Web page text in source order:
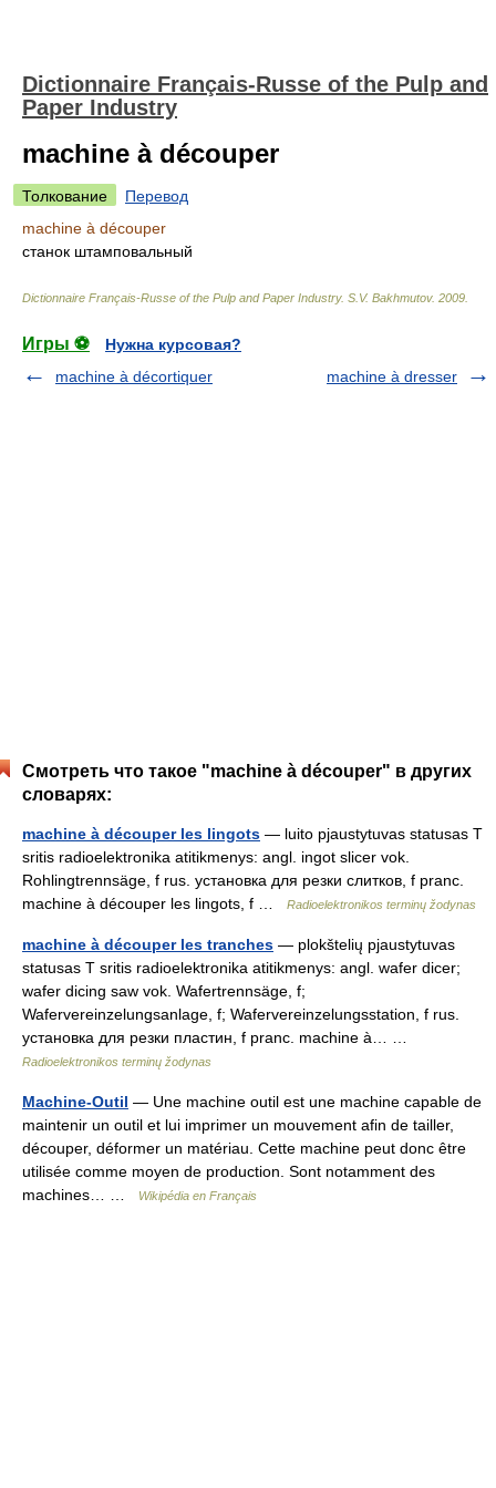
Dictionnaire Français-Russe of the Pulp and
Paper Industry
machine à découper
Толкование
Перевод
machine à découper
станок штамповальный
Dictionnaire Français-Russe of the Pulp and Paper Industry. S.V. Bakhmutov. 2009
Игры ⚽
Нужна курсовая?
machine à décortiquer
machine à dresser
Смотреть что такое "machine à découper" в других
словарях:
machine à découper les lingots — luito pjaustytuvas statusas T
sritis radioelektronika atitikmenys: angl. ingot slicer vok.
Rohlingtrennsäge, f rus. установка для резки слитков, f pranc.
machine à découper les lingots, f …
Radioelektronikos terminų žodynas
machine à découper les tranches — plokštelių pjaustytuvas
statusas T sritis radioelektronika atitikmenys: angl. wafer dicer;
wafer dicing saw vok. Wafertrennsäge, f;
Wafervereinzelungsanlage, f; Wafervereinzelungsstation, f rus.
установка для резки пластин, f pranc. machine à… …
Radioelektronikos terminų žodynas
Machine-Outil — Une machine outil est une machine capable de
maintenir un outil et lui imprimer un mouvement afin de tailler,
découper, déformer un matériau. Cette machine peut donc être
utilisée comme moyen de production. Sont notamment des
machines… …
Wikipédia en Français